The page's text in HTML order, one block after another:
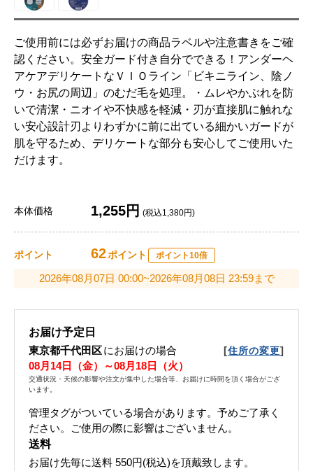
ご使用前には必ずお届けの商品ラベルや注意書きをご確
認ください。安全ガード付き自分でできる！アンダーヘ
アケアデリケートなＶＩＯライン「ビキニライン、陰ノ
ウ・お尻の周辺」のむだ毛を処理。・ムレやかぶれを防
いで清潔・ニオイや不快感を軽減・刃が直接肌に触れな
い安心設計刃よりわずかに前に出ている細かいガードが
肌を守るため、デリケートな部分も安心してご使用いた
だけます。
本体価格 1,255円 (税込1,380円)
ポイント 62ポイント ポイント10倍
2026年08月07日 00:00~2026年08月08日 23:59まで
お届け予定日
東京都千代田区にお届けの場合 [住所の変更]
08月14日（金）～08月18日（火）
交通状況・天候の影響や注文が集中した場合等、お届けに時間を頂く場合がござ
います。
管理タグがついている場合があります。予めご了承く
ださい。ご使用の際に影響はございません。
送料
お届け先毎に送料 550円(税込)を頂戴致します。